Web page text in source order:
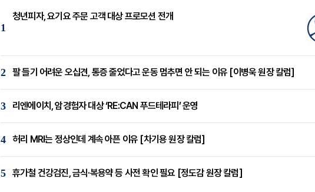
1
청년피자, 요기요 주문 고객 대상 프로모션 전개
2 팔 들기 어려운 오십견, 통증 줄었다고 운동 멈추면 안 되는 이유 [이병욱 원장 칼럼]
3 리엔에이치, 암경험자 대상 ‘RE:CAN 푸드테라피’ 운영
4 허리 MRI는 정상인데 계속 아픈 이유 [차기용 원장 칼럼]
5 휴가철 건강검진, 금식·복용약 등 사전 확인 필요 [정도감 원장 칼럼]